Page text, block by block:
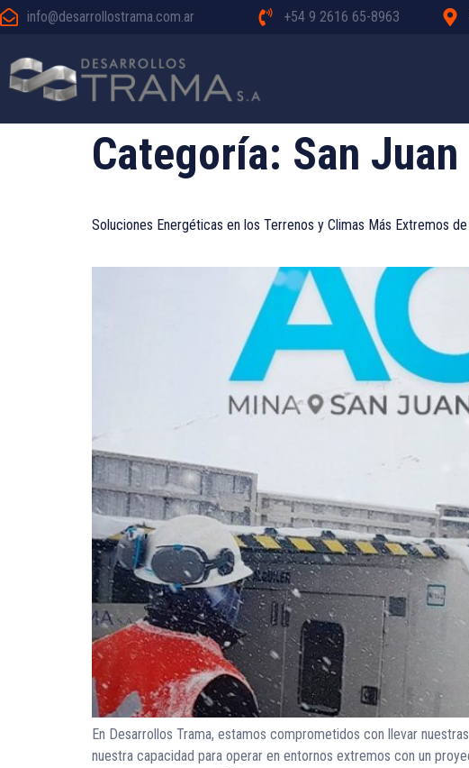
info@desarrollostrama.com.ar +54 9 2616 65-8963
Categoría: San Juan
Soluciones Energéticas en los Terrenos y Climas Más Extremos de
En Desarrollos Trama, estamos comprometidos con llevar
nuestra capacidad para operar en entornos extremos con un